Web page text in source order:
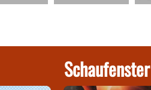
Schaufenster